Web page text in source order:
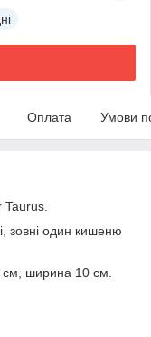
Оплата Умови
зовні один кишеню
см, ширина 10 cм.